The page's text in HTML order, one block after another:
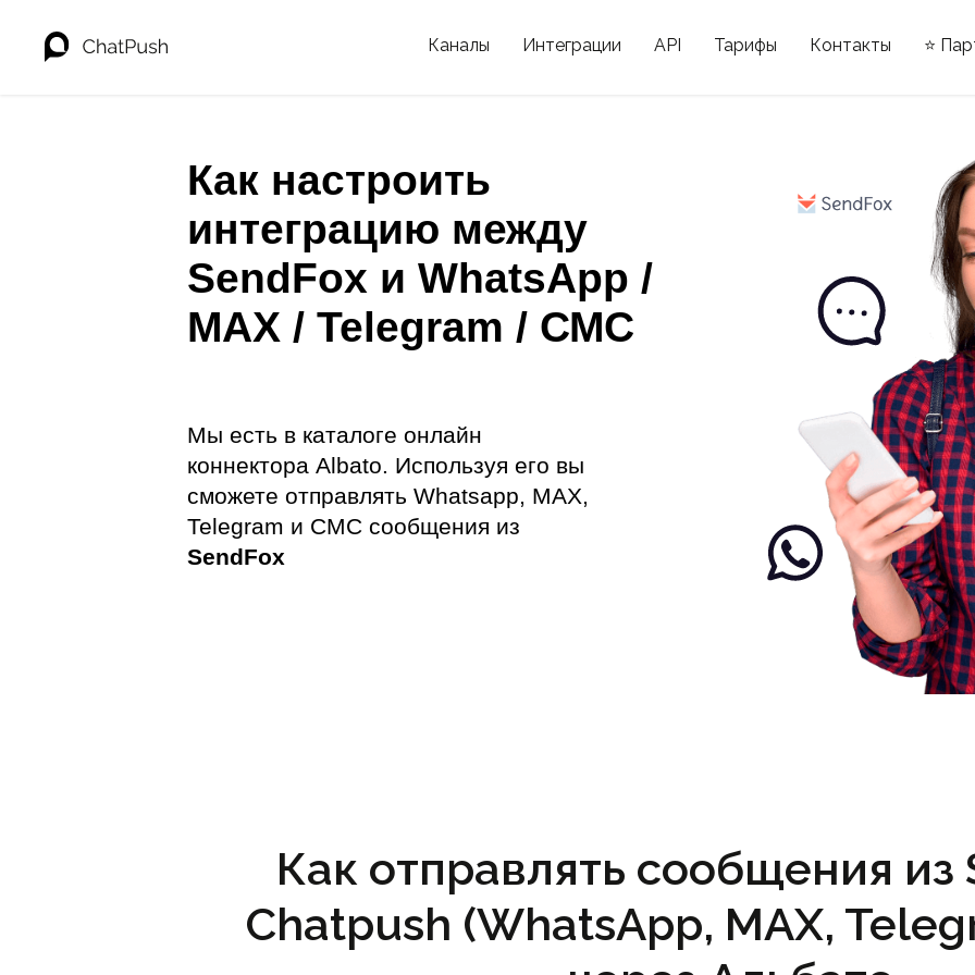
Каналы Интеграции API Тарифы Контакты ⭐
Как настроить
интеграцию между
SendFox и WhatsApp /
MAX / Telegram / СМС
Мы есть в каталоге онлайн
коннектора Albato. Используя его вы
сможете отправлять Whatsapp, MAX,
Telegram и СМС сообщения из
SendFox
Как отправлять сообщения из
Chatpush (WhatsApp, MAX,